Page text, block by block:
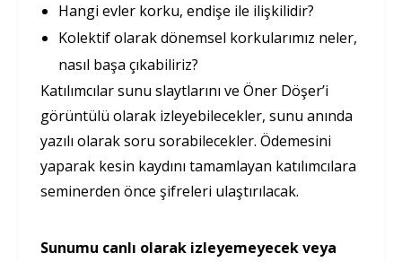
Hangi evler korku, endişe ile ilişkilidir?
Kolektif olarak dönemsel korkularımız neler,
nasıl başa çıkabiliriz?
Katılımcılar sunu slaytlarını ve Öner Döşer’i
görüntülü olarak izleyebilecekler, sunu anında
yazılı olarak soru sorabilecekler. Ödemesini
yaparak kesin kaydını tamamlayan katılımcılara
seminerden önce şifreleri ulaştırılacak.
Sunumu canlı olarak izleyemeyecek veya